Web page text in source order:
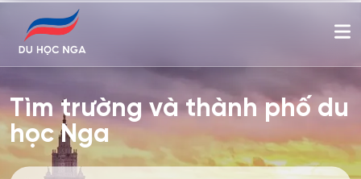
Tìm trường và thành phố du
học Nga